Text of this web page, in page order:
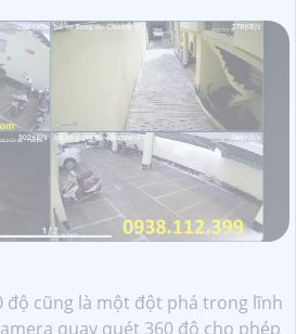
độ cũng là một đột phá trong lĩnh
quay quét 360 độ cho phép